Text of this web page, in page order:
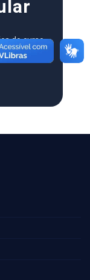
do curso
em PDF.